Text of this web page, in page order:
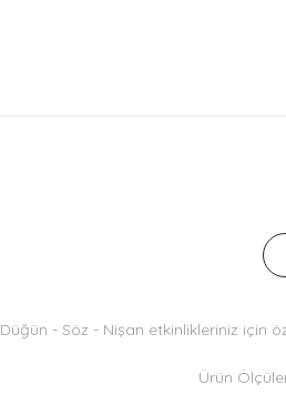
Düğün - Söz - Nişan etkinlikleriniz için
Ürün